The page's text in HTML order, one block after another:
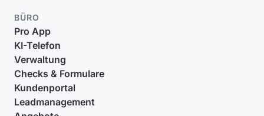
BÜRO
Pro App
KI-Telefon
Verwaltung
Checks & Formulare
Kundenportal
Leadmanagement